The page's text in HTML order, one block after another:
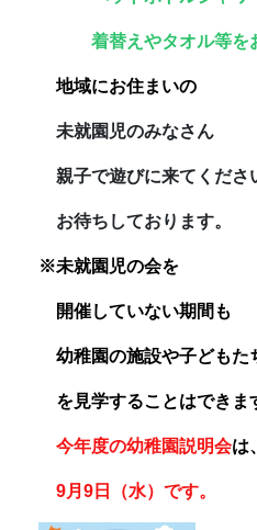
着替えやタオル等をお
地域にお住まいの
未就園児のみなさん
親子で遊びに来てくださ
お待ちしております。
※未就園児の会を
開催していない期間も
幼稚園の施設や子どもた
を見学することはできま
今年度の幼稚園説明会は、
9月9日（水）です。